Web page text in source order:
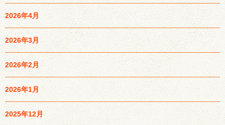
2026年4月
2026年3月
2026年2月
2026年1月
2025年12月